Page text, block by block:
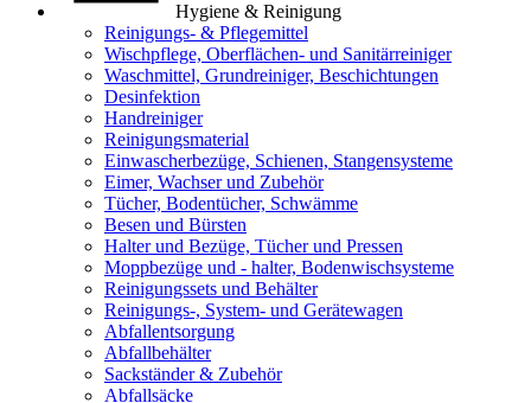
Hygiene & Reinigung
Reinigungs- & Pflegemittel
Wischpflege, Oberflächen- und Sanitärreiniger
Waschmittel, Grundreiniger, Beschichtungen
Desinfektion
Handreiniger
Reinigungsmaterial
Einwascherbezüge, Schienen, Stangensysteme
Eimer, Wachser und Zubehör
Tücher, Bodentücher, Schwämme
Besen und Bürsten
Halter und Bezüge, Tücher und Pressen
Moppbezüge und - halter, Bodenwischsysteme
Reinigungssets und Behälter
Reinigungs-, System- und Gerätewagen
Abfallentsorgung
Abfallbehälter
Sackständer & Zubehör
Abfallsäcke